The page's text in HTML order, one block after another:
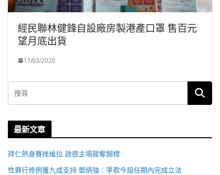
經民聯林健鋒自設廠房製港產口罩 售百元
望月底出貨
17/03/2020
最新文章
拜仁熱身賽挫維拉 啟德主場館奪錦標
性罪行修例獲九成支持 鄧炳強：爭取今屆任期內完成立法